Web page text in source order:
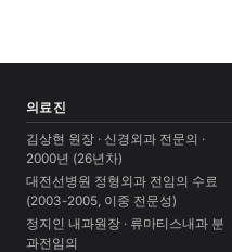
의료진
김상현 원장 · 신경외과 전문의 ·
2000년 (26년차)
대전선병원 정형외과 전임의 수료
(2003-2005, 이중 전문성)
정지인 내과원장 · 류마티스내과 분
과전임의